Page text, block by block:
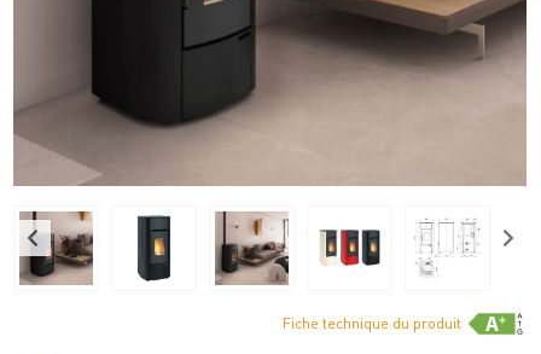
Fiche technique du produit